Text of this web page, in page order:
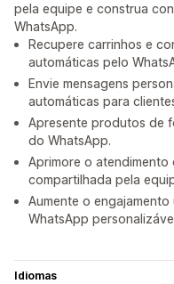
pela equipe e construa
WhatsApp.
Recupere carrinhos e
automáticas pelo
Envie mensagens
automáticas para
Apresente produtos de
do WhatsApp.
Aprimore o
compartilhada pela
Aumente o
WhatsApp
Idiomas